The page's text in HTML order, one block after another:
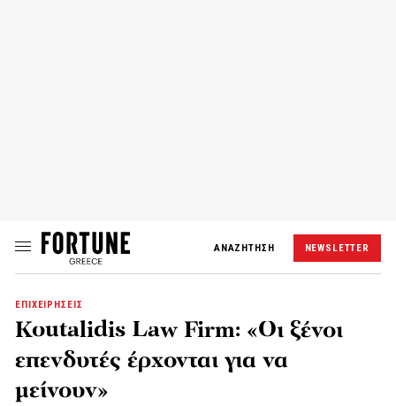
ΑΝΑΖΗΤΗΣΗ NEWSLETTER
ΕΠΙΧΕΙΡΗΣΕΙΣ
Koutalidis Law Firm: «Οι ξένοι
επενδυτές έρχονται για να
μείνουν»